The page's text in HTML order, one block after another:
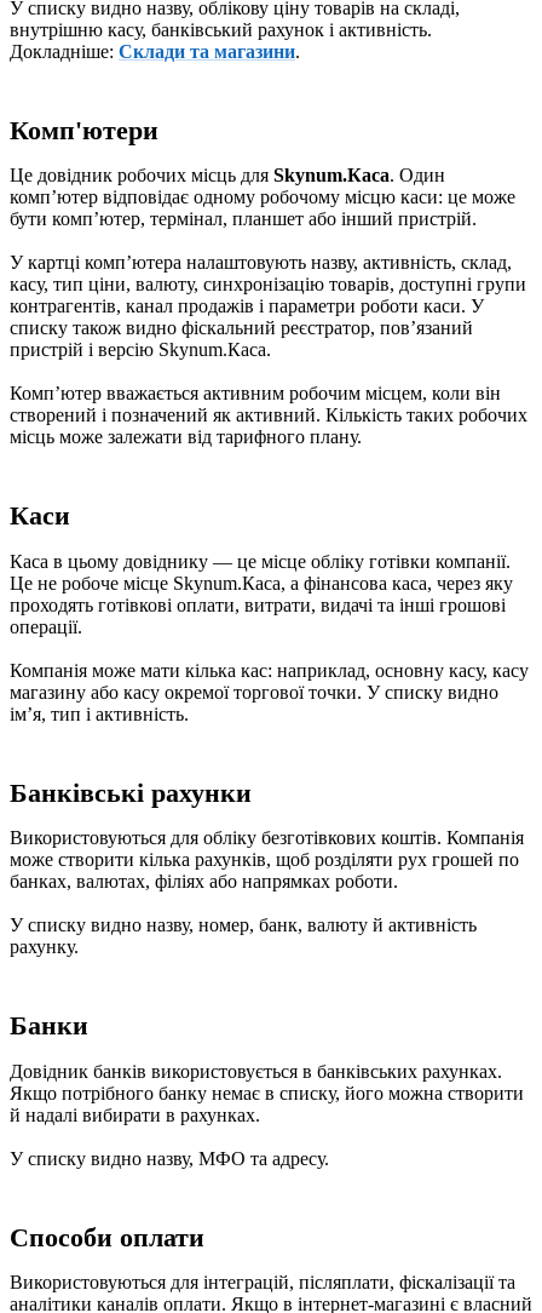
У списку видно назву, облікову ціну товарів на складі,
внутрішню касу, банківський рахунок і активність.
Докладніше: Склади та магазини.
Комп'ютери
Це довідник робочих місць для Skynum.Каса. Один
компʼютер відповідає одному робочому місцю каси: це може
бути компʼютер, термінал, планшет або інший пристрій.
У картці компʼютера налаштовують назву, активність, склад,
касу, тип ціни, валюту, синхронізацію товарів, доступні групи
контрагентів, канал продажів і параметри роботи каси. У
списку також видно фіскальний реєстратор, повʼязаний
пристрій і версію Skynum.Каса.
Компʼютер вважається активним робочим місцем, коли він
створений і позначений як активний. Кількість таких робочих
місць може залежати від тарифного плану.
Каси
Каса в цьому довіднику — це місце обліку готівки компанії.
Це не робоче місце Skynum.Каса, а фінансова каса, через яку
проходять готівкові оплати, витрати, видачі та інші грошові
операції.
Компанія може мати кілька кас: наприклад, основну касу, касу
магазину або касу окремої торгової точки. У списку видно
імʼя, тип і активність.
Банківські рахунки
Використовуються для обліку безготівкових коштів. Компанія
може створити кілька рахунків, щоб розділяти рух грошей по
банках, валютах, філіях або напрямках роботи.
У списку видно назву, номер, банк, валюту й активність
рахунку.
Банки
Довідник банків використовується в банківських рахунках.
Якщо потрібного банку немає в списку, його можна створити
й надалі вибирати в рахунках.
У списку видно назву, МФО та адресу.
Способи оплати
Використовуються для інтеграцій, післяплати, фіскалізації та
аналітики каналів оплати. Якщо в інтернет-магазині є власний